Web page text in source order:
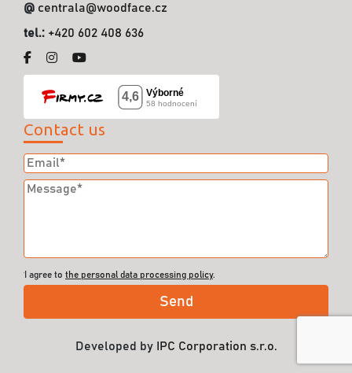
@ centrala@woodface.cz
tel.: +420 602 408 636
Contact us
I agree to the personal data processing policy.
Developed by IPC Corporation s.r.o.